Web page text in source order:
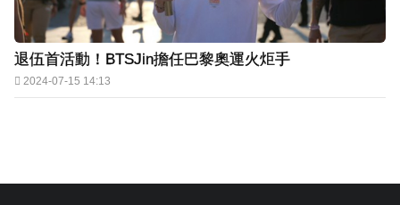
退伍首活動！BTSJin擔任巴黎奧運火炬手
2024-07-15 14:13